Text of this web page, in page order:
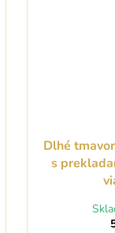
Dlhé
s